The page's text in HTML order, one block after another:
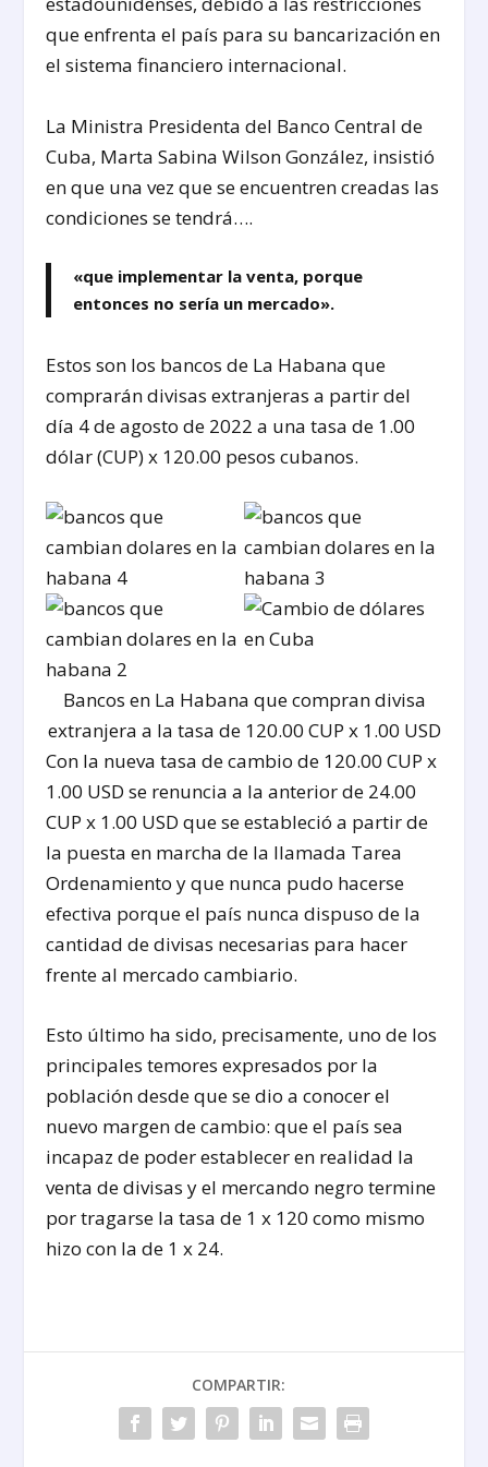
que enfrenta el país para su bancarización en
el sistema financiero internacional.
La Ministra Presidenta del Banco Central de
Cuba, Marta Sabina Wilson González, insistió
en que una vez que se encuentren creadas las
condiciones se tendrá….
«que implementar la venta, porque
entonces no sería un mercado».
Estos son los bancos de La Habana que
comprarán divisas extranjeras a partir del
día 4 de agosto de 2022 a una tasa de 1.00
dólar (CUP) x 120.00 pesos cubanos.
Bancos en La Habana que compran divisa
extranjera a la tasa de 120.00 CUP x 1.00 USD
Con la nueva tasa de cambio de 120.00 CUP x
1.00 USD se renuncia a la anterior de 24.00
CUP x 1.00 USD que se estableció a partir de
la puesta en marcha de la llamada Tarea
Ordenamiento y que nunca pudo hacerse
efectiva porque el país nunca dispuso de la
cantidad de divisas necesarias para hacer
frente al mercado cambiario.
Esto último ha sido, precisamente, uno de los
principales temores expresados por la
población desde que se dio a conocer el
nuevo margen de cambio: que el país sea
incapaz de poder establecer en realidad la
venta de divisas y el mercando negro termine
por tragarse la tasa de 1 x 120 como mismo
hizo con la de 1 x 24.
COMPARTIR: